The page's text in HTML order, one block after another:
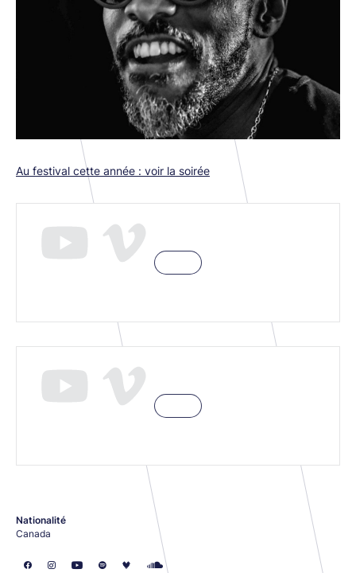
Nationalité
Canada
Au festival cette année : voir la soirée